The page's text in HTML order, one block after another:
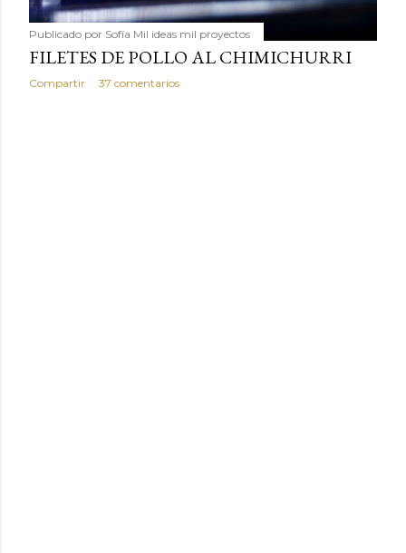
Publicado por Sofía Mil ideas mil proyectos
FILETES DE POLLO AL CHIMICHURRI
Compartir 37 comentarios